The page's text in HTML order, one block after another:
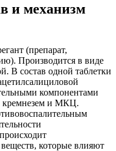
и механизм
(препарат,
Производится в виде
В состав одной таблетки
компонентами
кремнезем и МКЦ.
которые влияют